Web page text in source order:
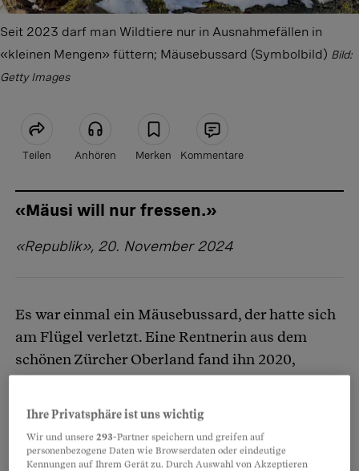
Seit 2023 darf man Wildtiere nur in Ausnahmefällen in
«kleinen Mengen» füttern; Mäusebussard (Symbolbild) Bild:
Getty Images
Teilen Anhören Merken Kommentare
Artikel teilen
«Mäusi will nur fressen.»
«Republik», 20. November 2024
Es war einmal ein Mäusebussard, der hatte sich
am Flügel verletzt. Eine Rentnerin aus dem
schönen Zürcher Oberland fand ihn 2020,
wie sie ihn liebevoll nennt, fühlte sich so
vögeliwohl, dass er fortan in ihren Garten kam,
um Fleisch zu fressen.
Ihre Privatsphäre ist uns wichtig
Wir und unsere293-Partner speichern und greifen auf
personenbezogene Daten wie Browserdaten oder eindeutige
Kennungen auf Ihrem Gerät zu. Durch Auswahl von Akzeptieren